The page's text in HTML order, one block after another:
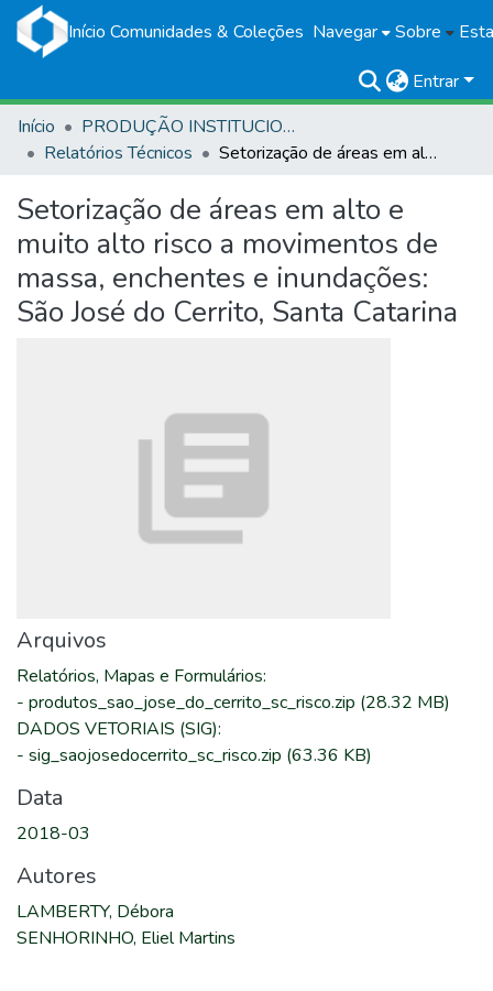
Início Comunidades & Coleções Navegar Sobre
Entrar
Início
PRODUÇÃO INSTITUCIONAL
Relatórios Técnicos
Setorização de áreas em alto e muito alto risco a movimentos de massa, enchentes e inundações: São José do Cerrito, Santa Catarina
Setorização de áreas em alto e
muito alto risco a movimentos de
massa, enchentes e inundações:
São José do Cerrito, Santa Catarina
Arquivos
Relatórios, Mapas e Formulários:
- produtos_sao_jose_do_cerrito_sc_risco.zip (28.32 MB)
DADOS VETORIAIS (SIG):
- sig_saojosedocerrito_sc_risco.zip (63.36 KB)
Data
2018-03
Autores
LAMBERTY, Débora
SENHORINHO, Eliel Martins